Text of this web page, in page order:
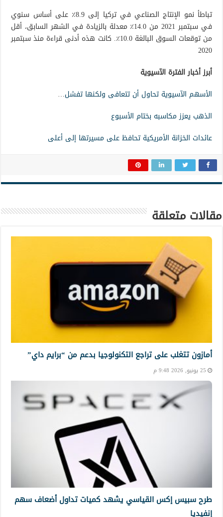
تباطأ نمو الإنتاج الصناعي في تركيا إلى 8.9٪ على أساس سنوي
في سبتمبر 2021 من 14.0٪ معدلة بالزيادة في الشهر السابق، أقل
من توقعات السوق البالغة 10.0٪. كانت هذه أدنى قراءة منذ سبتمبر
2020
أبرز أخبار الفترة الآسيوية
الأسهم الآسيوية تحاول أن تتعافى ولكنها تفشل…
الذهب يعزز مكاسبه بختام الأسبوع
عائدات الخزانة الأمريكية تحافظ على مسيرتها إلى أعلى
مقالات متعلقة
أمازون تتغلب على تراجع التكنولوجيا بدعم من “برايم داي”
25 يونيو, 2026 9:48 م
طرح سبيس إكس القياسي يشهد كميات تداول أضعاف سهم
إنفيديا